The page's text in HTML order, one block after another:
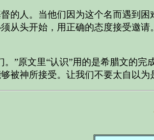
的人。当他们因为这个名而遇到
从头开始，用正确的态度接受邀
”原文里“认识”用的是希腊文的
被神所接受。让我们不要太自以为